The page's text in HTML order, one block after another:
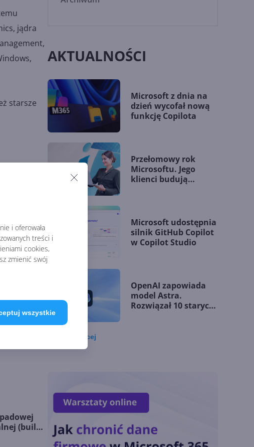
i oferowała
treści i
cookies,
zmienić swój
wszystkie
jądra
starsze
jednak
(build
AKTUALNOŚCI
Microsoft z dnia na
dzień wycofał nową
funkcję Copilota
Przełomowy rok
Microsoftu. Jego
klienci budują
Microsoft udostępnia
silnik GitHub Copilot
w Copilot Studio
OpenAI zapowiada
model Astra.
Rozwiązał 10 starych
Lista zmian w
Microsoft 365 Copilot.
Podsumowanie lipca
2026
więcej